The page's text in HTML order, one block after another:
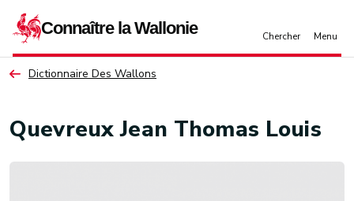
Dictionnaire Des Wallons
Quevreux Jean Thomas Louis